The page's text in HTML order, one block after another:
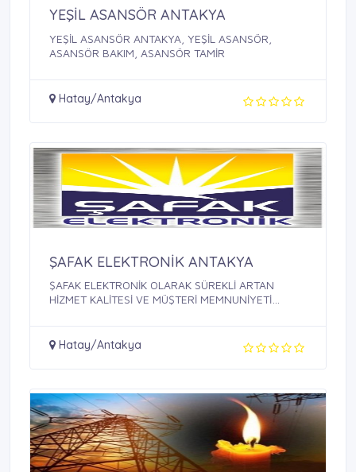
YEŞİL ASANSÖR ANTAKYA
YEŞİL ASANSÖR ANTAKYA, YEŞİL ASANSÖR,
ASANSÖR BAKIM, ASANSÖR TAMİR
Hatay/Antakya
ŞAFAK ELEKTRONİK ANTAKYA
ŞAFAK ELEKTRONİK OLARAK SÜREKLİ ARTAN
HİZMET KALİTESİ VE MÜŞTERİ MEMNUNİYETİ
Hatay/Antakya